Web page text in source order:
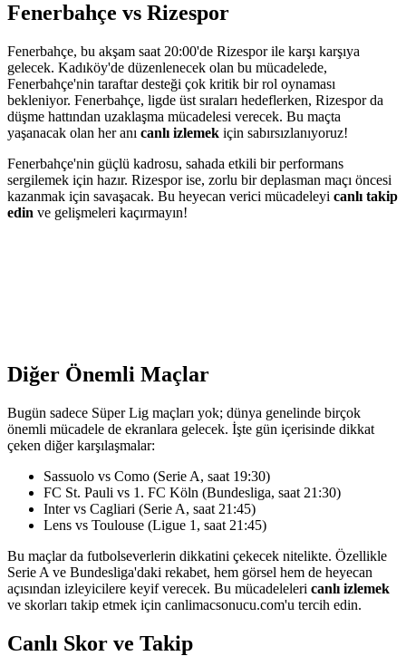
Fenerbahçe vs Rizespor
Fenerbahçe, bu akşam saat 20:00'de Rizespor ile karşı karşıya
gelecek. Kadıköy'de düzenlenecek olan bu mücadelede,
Fenerbahçe'nin taraftar desteği çok kritik bir rol oynaması
bekleniyor. Fenerbahçe, ligde üst sıraları hedeflerken, Rizespor da
düşme hattından uzaklaşma mücadelesi verecek. Bu maçta
yaşanacak olan her anı canlı izlemek için sabırsızlanıyoruz!
Fenerbahçe'nin güçlü kadrosu, sahada etkili bir performans
sergilemek için hazır. Rizespor ise, zorlu bir deplasman maçı öncesi
kazanmak için savaşacak. Bu heyecan verici mücadeleyi canlı takip
edin ve gelişmeleri kaçırmayın!
Diğer Önemli Maçlar
Bugün sadece Süper Lig maçları yok; dünya genelinde birçok
önemli mücadele de ekranlara gelecek. İşte gün içerisinde dikkat
çeken diğer karşılaşmalar:
Sassuolo vs Como (Serie A, saat 19:30)
FC St. Pauli vs 1. FC Köln (Bundesliga, saat 21:30)
Inter vs Cagliari (Serie A, saat 21:45)
Lens vs Toulouse (Ligue 1, saat 21:45)
Bu maçlar da futbolseverlerin dikkatini çekecek nitelikte. Özellikle
Serie A ve Bundesliga'daki rekabet, hem görsel hem de heyecan
açısından izleyicilere keyif verecek. Bu mücadeleleri canlı izlemek
ve skorları takip etmek için canlimacsonucu.com'u tercih edin.
Canlı Skor ve Takip